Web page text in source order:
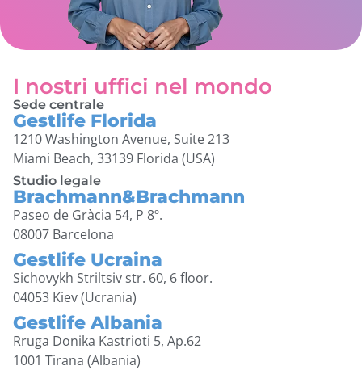
I nostri uffici nel mondo
Sede centrale
Gestlife Florida
1210 Washington Avenue, Suite 213
Miami Beach, 33139 Florida (USA)
Studio legale
Brachmann&Brachmann
Paseo de Gràcia 54, P 8º.
08007 Barcelona
Gestlife Ucraina
Sichovykh Striltsiv str. 60, 6 floor.
04053 Kiev (Ucrania)
Gestlife Albania
Rruga Donika Kastrioti 5, Ap.62
1001 Tirana (Albania)